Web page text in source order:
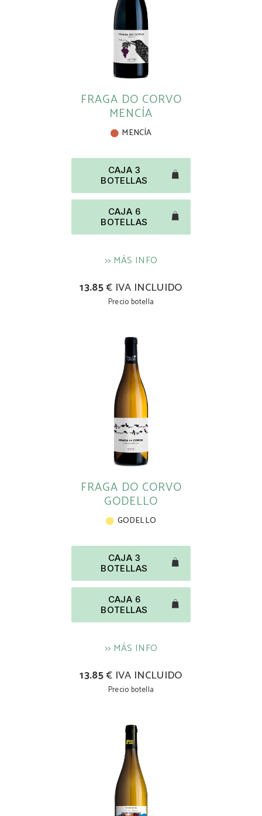
FRAGA DO CORVO
MENCÍA
MENCÍA
CAJA 3
BOTELLAS
CAJA 6
BOTELLAS
>> MÁS INFO
13.85€ IVA INCLUIDO
Precio botella
FRAGA DO CORVO
GODELLO
GODELLO
CAJA 3
BOTELLAS
CAJA 6
BOTELLAS
>> MÁS INFO
13.85€ IVA INCLUIDO
Precio botella